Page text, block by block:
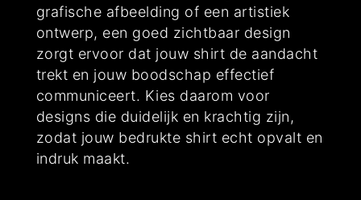
grafische afbeelding of een artistiek
ontwerp, een goed zichtbaar design
zorgt ervoor dat jouw shirt de aandacht
trekt en jouw boodschap effectief
communiceert. Kies daarom voor
designs die duidelijk en krachtig zijn,
zodat jouw bedrukte shirt echt opvalt en
indruk maakt.